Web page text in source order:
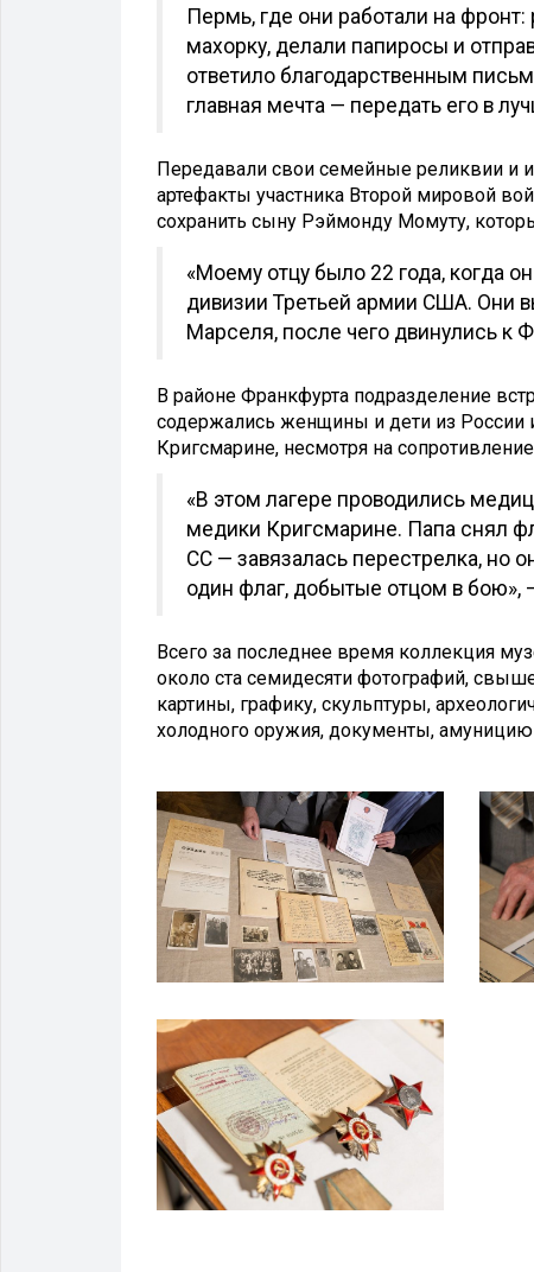
Пермь, где они работали на
махорку, делали папиросы и
ответило благодарственным
главная мечта — передать его в
Передавали свои семейные реликвии и
артефакты участника Второй мировой
сохранить сыну Рэймонду Момуту,
«Моему отцу было 22 года, когда
дивизии Третьей армии США. Они
Марселя, после чего двинулись к
В районе Франкфурта подразделение
содержались женщины и дети из
Кригсмарине, несмотря на
«В этом лагере проводились
медики Кригсмарине. Папа снял
СС — завязалась перестрелка, но
один флаг, добытые отцом в
Всего за последнее время коллекция
около ста семидесяти фотографий,
картины, графику, скульптуры,
холодного оружия, документы,